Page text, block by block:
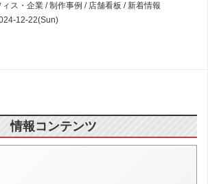
ィス・企業 /制作事例 / 店舗看板 /新着情報
12-22(Sun)
情報コンテンツ